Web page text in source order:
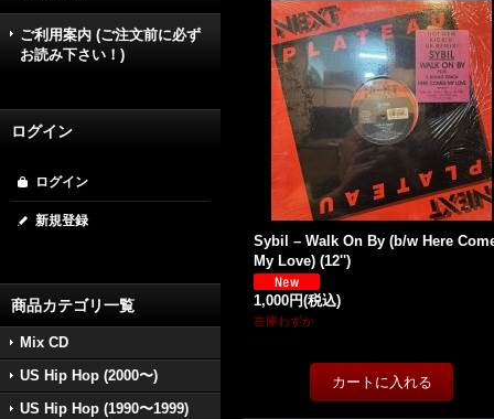
ご利用案内 (ご注文前に必ず
お読み下さい！)
ログイン
ログイン
新規登録
商品カテゴリ一覧
Mix CD
US Hip Hop (2000〜)
US Hip Hop (1990〜1999)
Sybil ‎– Walk On By (b/w Here
My Love) (12'')
1,000円(税込)
在庫わずか